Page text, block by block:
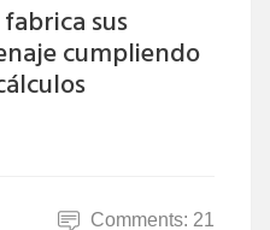
sus
cumpliendo
Comments: 21